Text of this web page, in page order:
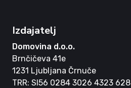
Izdajatelj
Domovina d.o.o.
Brnčičeva 41e
1231 Ljubljana Črnuče
TRR: SI56 0284 3026 4323 628